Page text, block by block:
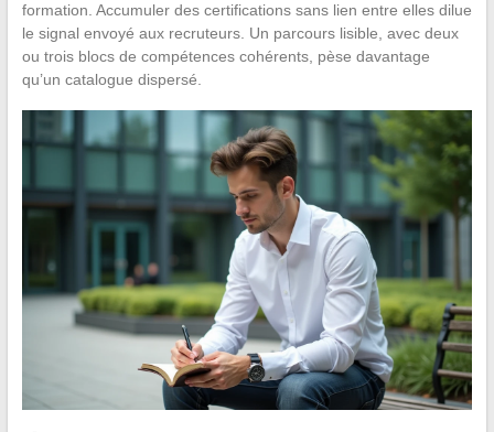
formation. Accumuler des certifications sans lien entre elles dilue
le signal envoyé aux recruteurs. Un parcours lisible, avec deux
ou trois blocs de compétences cohérents, pèse davantage
qu’un catalogue dispersé.